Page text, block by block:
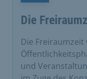
Die
Die Freiraumzeit
und